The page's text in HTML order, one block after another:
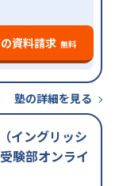
資料請求 無料
塾の詳細を見る
イングリッシ
験部オンライ